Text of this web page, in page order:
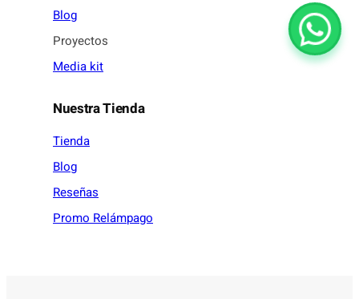
Blog
Proyectos
Media kit
Nuestra Tienda
Tienda
Blog
Reseñas
Promo Relámpago